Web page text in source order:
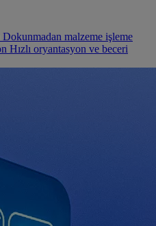
Dokunmadan malzeme işleme
Hızlı oryantasyon ve beceri